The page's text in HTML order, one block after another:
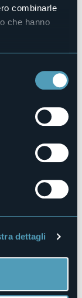
combinarle
che hanno
dettagli